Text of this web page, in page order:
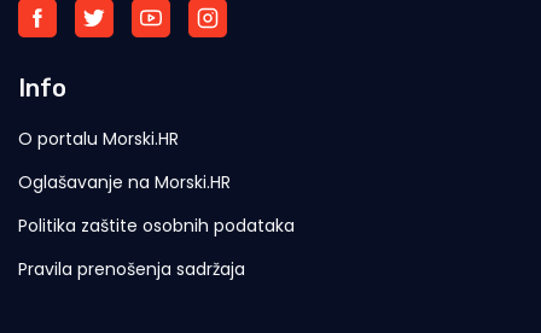
Info
O portalu Morski.HR
Oglašavanje na Morski.HR
Politika zaštite osobnih podataka
Pravila prenošenja sadržaja